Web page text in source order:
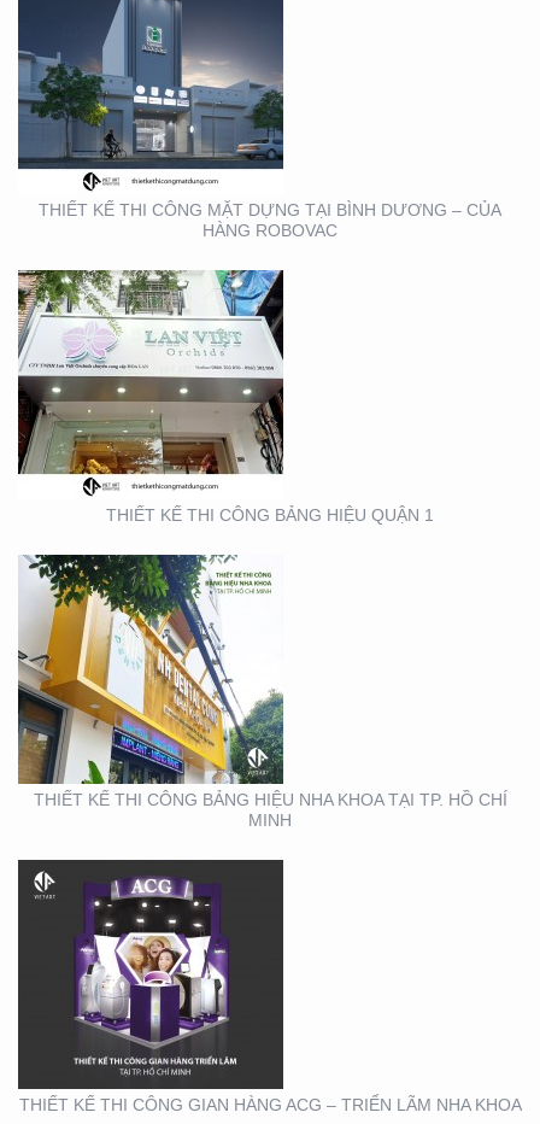
THIẾT KẾ THI CÔNG MẶT DỰNG TẠI BÌNH DƯƠNG – CỦA
HÀNG ROBOVAC
THIẾT KẾ THI CÔNG
BẢNG HIỆU QUẬN 1
THIẾT KẾ THI CÔNG BẢNG HIỆU QUẬN 1
THIẾT KẾ THI CÔNG
BẢNG HIỆU NHA KHOA
TẠI TP. HỒ CHÍ MINH
THIẾT KẾ THI CÔNG BẢNG HIỆU NHA KHOA TẠI TP. HỒ CHÍ
MINH
THIẾT KẾ THI CÔNG
GIAN HÀNG ACG –
TRIỂN LÃM NHA KHOA
THIẾT KẾ THI CÔNG GIAN HÀNG ACG – TRIỂN LÃM NHA KHOA
THIẾT KẾ THI CÔNG
GIAN HÀNG REAL EMS
TẠI TTTM